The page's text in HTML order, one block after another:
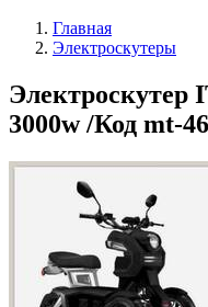
Главная
Электроскутеры
Электроскутер
3000w /Код mt-